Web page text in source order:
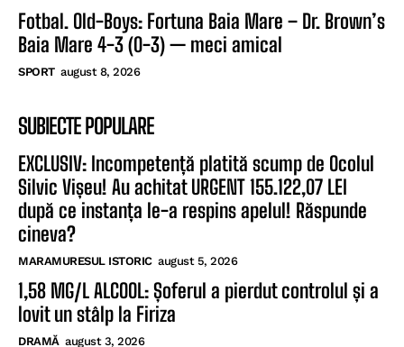
Fotbal. Old-Boys: Fortuna Baia Mare – Dr. Brown’s
Baia Mare 4-3 (0-3) — meci amical
SPORT august 8, 2026
SUBIECTE POPULARE
EXCLUSIV: Incompetență platită scump de Ocolul
Silvic Vișeu! Au achitat URGENT 155.122,07 LEI
după ce instanța le-a respins apelul! Răspunde
cineva?
MARAMURESUL ISTORIC august 5, 2026
1,58 MG/L ALCOOL: Șoferul a pierdut controlul și a
lovit un stâlp la Firiza
DRAMĂ august 3, 2026